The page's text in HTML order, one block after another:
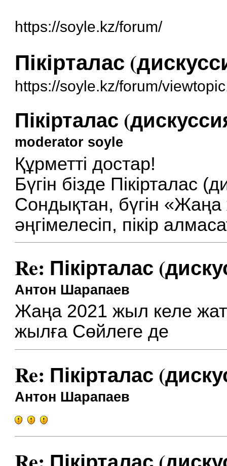
https://soyle.kz/forum/
Пікірталас
https://soyle.kz/forum/
Пікірталас
moderator soyle
Құрметті достар!
Бүгін бізде Пікірталас
Сондықтан, бүгін
әңгімелесіп, пікір
Re: Пікірталас
Антон Шарапаев
Жаңа 2021 жыл келе
жылға Сөйлеге де
Re: Пікірталас
Антон Шарапаев